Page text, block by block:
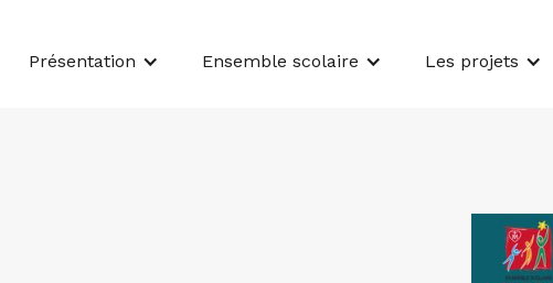
Présentation Ensemble scolaire Les projets